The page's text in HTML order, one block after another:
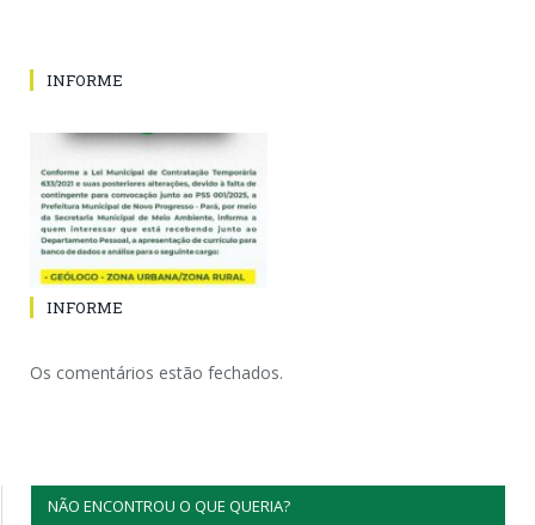
INFORME
INFORME
Os comentários estão fechados.
NÃO ENCONTROU O QUE QUERIA?